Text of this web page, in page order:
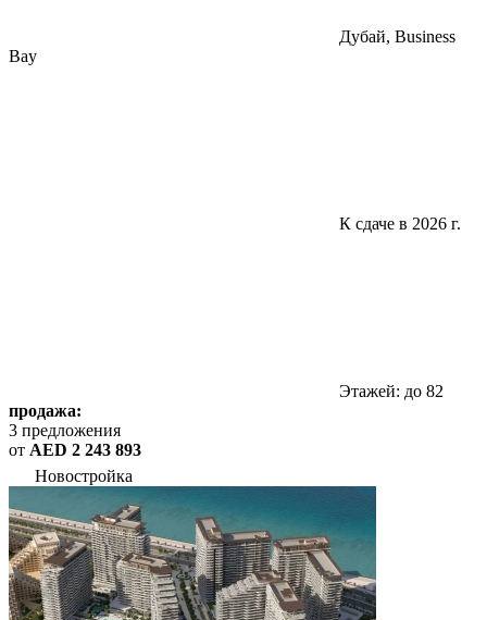
Дубай, Business
Bay
К сдаче в 2026 г.
Этажей: до 82
продажа:
3 предложения
от AED 2 243 893
Новостройка